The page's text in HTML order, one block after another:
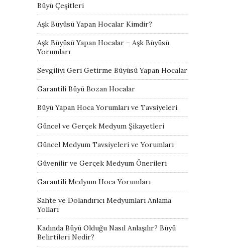
Büyü Çeşitleri
Aşk Büyüsü Yapan Hocalar Kimdir?
Aşk Büyüsü Yapan Hocalar – Aşk Büyüsü
Yorumları
Sevgiliyi Geri Getirme Büyüsü Yapan Hocalar
Garantili Büyü Bozan Hocalar
Büyü Yapan Hoca Yorumları ve Tavsiyeleri
Güncel ve Gerçek Medyum Şikayetleri
Güncel Medyum Tavsiyeleri ve Yorumları
Güvenilir ve Gerçek Medyum Önerileri
Garantili Medyum Hoca Yorumları
Sahte ve Dolandırıcı Medyumları Anlama
Yolları
Kadında Büyü Olduğu Nasıl Anlaşılır? Büyü
Belirtileri Nedir?